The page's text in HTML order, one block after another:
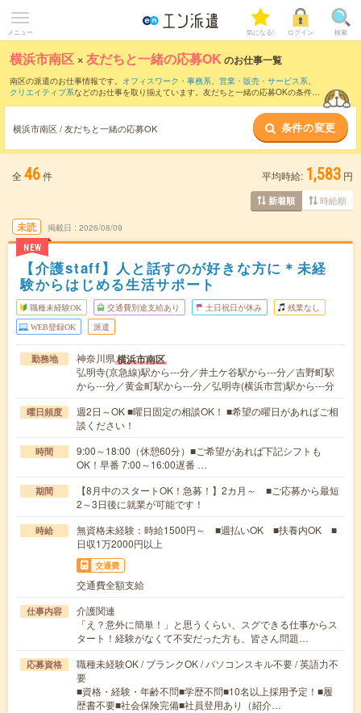
メニュー 気になる! ログイン 検索
横浜市南区 ×友だちと一緒の応募OK のお仕事一覧
南区の派遣のお仕事情報です。 オフィスワーク・事務系、 営業・販売・サービス系、
クリエイティブ系などのお仕事を取り揃えています。友だちと一緒の応募OKの条件の
横浜市南区 / 友だちと一緒の応募OK 条件の変更
全 46件 平均時給: 1,583 円
新着順 時給順
未読
NEW
掲載日 2026/08/09
【介護staff】人と話すのが好きな方に＊未経
験からはじめる生活サポート
職種未経験OK 交通費別途支給あり 土日祝日が休み 残業なし
WEB登録OK 派遣
勤務地 神奈川県横浜市南区
弘明寺(京急線)駅から---分／井土ケ谷駅から---分／吉野町駅
から---分／黄金町駅から---分／弘明寺(横浜市営)駅から---分
曜日頻度
週2日～OK ■曜日固定の相談OK！ ■希望の曜日があればご相
談ください！
時間
9:00～18:00（休憩60分）■ご希望があれば下記シフトも
OK！早番 7:00～16:00遅番 …
期間
【8月中のスタートOK！急募！】2カ月～ ■ご応募から最短
2～3日後に就業が可能です！
時給
無資格未経験：時給1500円～ ■週払いOK ■扶養内OK ■
日収1万2000円以上
交通費
交通費全額支給
仕事内容
介護関連
「え？意外に簡単！」と思うくらい、スグできる仕事からス
タート！経験がなくて不安だった方も、皆さん問題…
応募資格
職種未経験OK / ブランクOK / パソコンスキル不要 / 英語力不
要
■資格・経験・年齢不問■学歴不問■10名以上採用予定！■履
歴書不要■社会保険完備■社員登用あり（紹介…